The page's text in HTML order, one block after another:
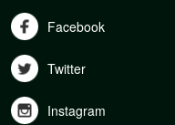
Facebook
Twitter
Instagram